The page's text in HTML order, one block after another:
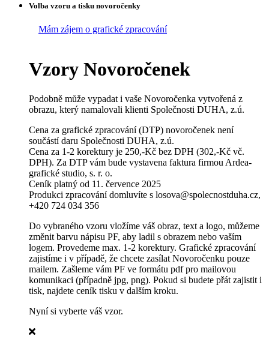
Volba vzoru a tisku novoročenky
Mám zájem o grafické zpracování
Vzory Novoročenek
Podobně může vypadat i vaše Novoročenka vytvořená z
obrazu, který namalovali klienti Společnosti DUHA, z.ú.
Cena za grafické zpracování (DTP) novoročenek není
součástí daru Společnosti DUHA, z.ú.
Cena za 1-2 korektury je 250,-Kč bez DPH (302,-Kč vč.
DPH). Za DTP vám bude vystavena faktura firmou Ardea-
grafické studio, s. r. o.
Ceník platný od 11. července 2025
Produkci zpracování domluvíte s losova@spolecnostduha.cz,
+420 724 034 356
Do vybraného vzoru vložíme váš obraz, text a logo, můžeme
změnit barvu nápisu PF, aby ladil s obrazem nebo vaším
logem. Provedeme max. 1-2 korektury. Grafické zpracování
zajistíme i v případě, že chcete zasílat Novoročenku pouze
mailem. Zašleme vám PF ve formátu pdf pro mailovou
komunikaci (případně jpg, png). Pokud si budete přát zajistit i
tisk, najdete ceník tisku v dalším kroku.
Nyní si vyberte váš vzor.